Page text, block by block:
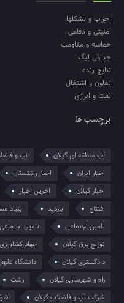
احزاب و تشکلها
امنیتی و دفاعی
حماسه و مقاومت
جداول لیگ
نتایج زنده
تعاون و اشتغال
نفت و انرژی
برچسب ها
آب منطقه ای گیلان آب و
اخبار ایران
اخبار رشتستان
اخبار گیلان
اخرین اخبار
افتتاح
بازدید بنیاد
تامین اجتماعی
تامین
توزیع برق گیلان
جهاد
دادگستری گیلان
دانشگاه
راه و شهرسازی گیلان
رشت
شرکت آب و فاضلاب گیلان